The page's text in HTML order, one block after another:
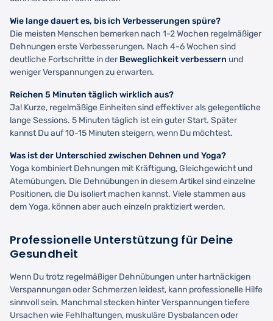
Wie lange dauert es, bis ich Verbesserungen spüre?
Die meisten Menschen bemerken nach 1-2 Wochen regelmäßiger
Dehnungen erste Verbesserungen. Nach 4-6 Wochen sind
deutliche Fortschritte in derBeweglichkeit verbessern und
weniger Verspannungen zu erwarten.
Reichen 5 Minuten täglich wirklich aus?
Ja! Kurze, regelmäßige Einheiten sind effektiver als gelegentliche
lange Sessions. 5 Minuten täglich ist ein guter Start. Später
kannst Du auf 10-15 Minuten steigern, wenn Du möchtest.
Was ist der Unterschied zwischen Dehnen und Yoga?
Yoga kombiniert Dehnungen mit Kräftigung, Gleichgewicht und
Atemübungen. Die Dehnübungen in diesem Artikel sind einzelne
Positionen, die Du isoliert machen kannst. Viele stammen aus
dem Yoga, können aber auch einzeln praktiziert werden.
Professionelle Unterstützung für Deine
Gesundheit
Wenn Du trotz regelmäßiger Dehnübungen unter hartnäckigen
Verspannungen oder Schmerzen leidest, kann professionelle Hilfe
sinnvoll sein. Manchmal stecken hinter Verspannungen tiefere
Ursachen wie Fehlhaltungen, muskuläre Dysbalancen oder